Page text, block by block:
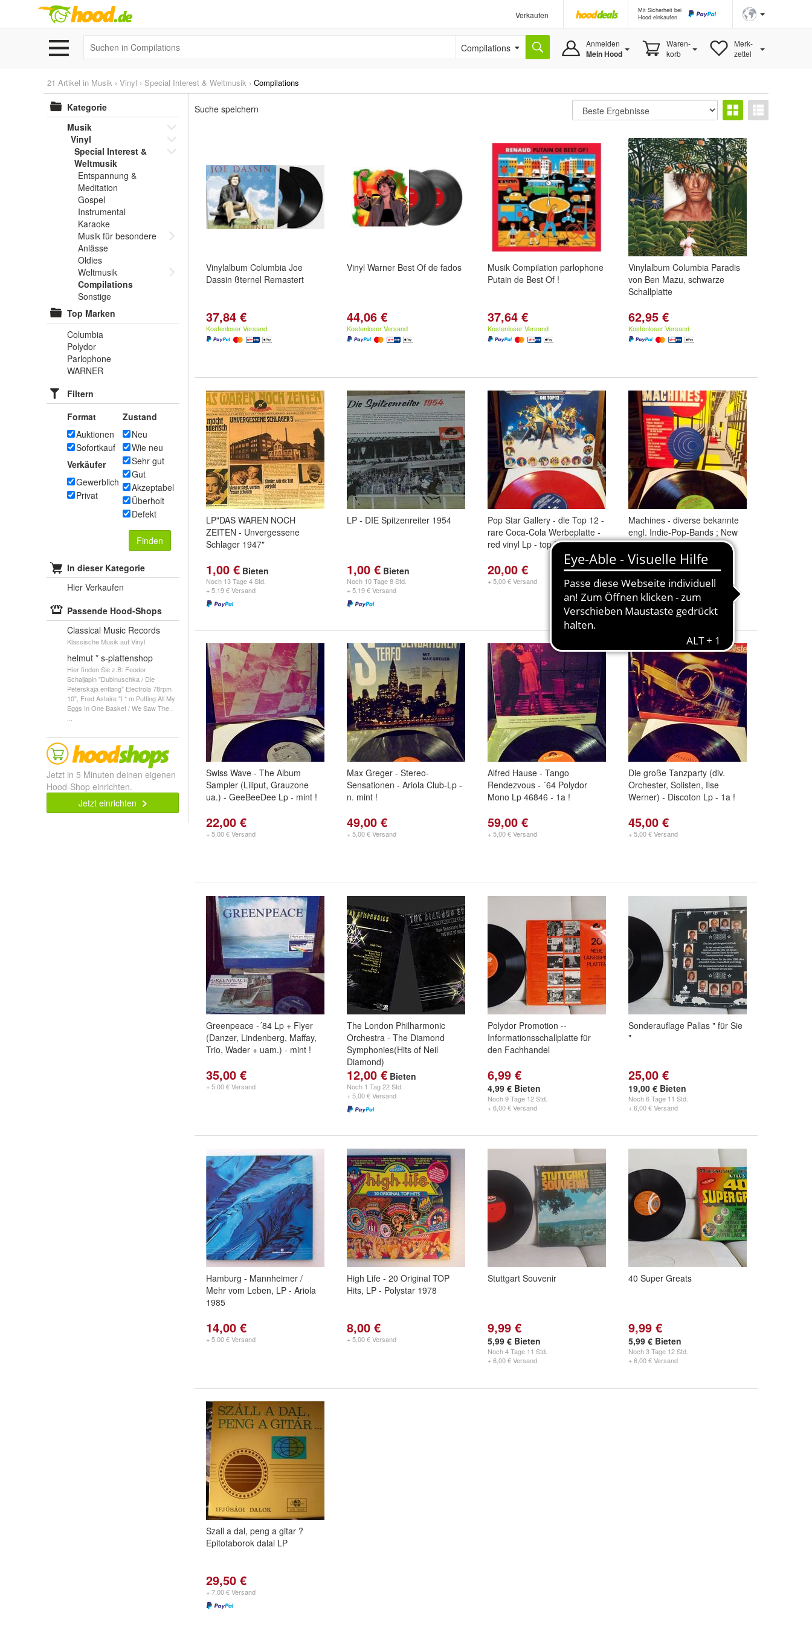
Verkaufen
Mit Sicherheit bei
Hood einkaufen
Compilations Anmelden
Mein Hood
Waren-
korb
Merk-
zettel
21 Artikel in Musik › Vinyl › Special Interest & Weltmusik › Compilations
Kategorie
Musik
Vinyl
Special Interest &
Weltmusik
Entspannung &
Meditation
Gospel
Instrumental
Karaoke
Musik für besondere
Anlässe
Oldies
Weltmusik
Compilations
Sonstige
Top Marken
Columbia
Polydor
Parlophone
WARNER
Filtern
Format
Auktionen
Sofortkauf
Verkäufer
Gewerblich
Privat
Zustand
Neu
Wie neu
Sehr gut
Gut
Akzeptabel
Überholt
Defekt
Finden
In dieser Kategorie
Hier Verkaufen
Passende Hood-Shops
Classical Music Records
Klassische Musik auf Vinyl
helmut * s-plattenshop
Hier finden Sie z.B: Feodor
Schaljapin "Dubinuschka / Die
Peterskaja entlang" Electrola 78rpm
10", Fred Astaire "I * m Putting All My
Eggs In One Basket / We Saw The .
Jetzt in 5 Minuten deinen eigenen
Hood-Shop einrichten.
Jetzt einrichten
Suche speichern
Vinylalbum Columbia Joe
Dassin ßternel Remastert
37,84 €
Kostenloser Versand
Vinyl Warner Best Of de fados
44,06 €
Kostenloser Versand
Musik Compilation parlophone
Putain de Best Of !
37,64 €
Kostenloser Versand
Vinylalbum Columbia Paradis
von Ben Mazu, schwarze
Schallplatte
62,95 €
Kostenloser Versand
LP"DAS WAREN NOCH
ZEITEN - Unvergessene
Schlager 1947"
1,00 € Bieten
Noch 13 Tage 4 Std.
+ 5,19 € Versand
LP - DIE Spitzenreiter 1954
1,00 € Bieten
Noch 10 Tage 8 Std.
+ 5,19 € Versand
Pop Star Gallery - die Top 12 -
rare Coca-Cola Werbeplatte -
red vinyl Lp - top !
20,00 €
+ 5,00 € Versand
Machines - diverse bekannte
engl. Indie-Pop-Bands ; New
Wave (XTC, Numan, Foxx,
OMD)
35,00 €
+ 5,00 € Versand
Swiss Wave - The Album
Sampler (Liliput, Grauzone
ua.) - GeeBeeDee Lp - mint !
22,00 €
+ 5,00 € Versand
Max Greger - Stereo-
Sensationen - Ariola Club-Lp -
n. mint !
49,00 €
+ 5,00 € Versand
Alfred Hause - Tango
Rendezvous - ´64 Polydor
Mono Lp 46846 - 1a !
59,00 €
+ 5,00 € Versand
Die große Tanzparty (div.
Orchester, Solisten, Ilse
Werner) - Discoton Lp - 1a !
45,00 €
+ 5,00 € Versand
Greenpeace -´84 Lp + Flyer
(Danzer, Lindenberg, Maffay,
Trio, Wader + uam.) - mint !
35,00 €
+ 5,00 € Versand
The London Philharmonic
Orchestra - The Diamond
Symphonies(Hits of Neil
Diamond)
12,00 € Bieten
Noch 1 Tag 22 Std.
+ 5,00 € Versand
Polydor Promotion --
Informationsschallplatte für
den Fachhandel
6,99 €
4,99 € Bieten
Noch9 Tage 12 Std.
+ 6,00 € Versand
Sonderauflage Pallas " für Sie
"
25,00 €
19,00 € Bieten
Noch6 Tage 11 Std.
+ 6,00 € Versand
Hamburg - Mannheimer /
Mehr vom Leben, LP - Ariola
1985
14,00 €
+ 5,00 € Versand
High Life - 20 Original TOP
Hits, LP - Polystar 1978
8,00 €
+ 5,00 € Versand
Stuttgart Souvenir
9,99 €
5,99 € Bieten
Noch4 Tage 11 Std.
+ 6,00 € Versand
40 Super Greats
9,99 €
5,99 € Bieten
Noch3 Tage 12 Std.
+ 6,00 € Versand
Szall a dal, peng a gitar ?
Epitotaborok dalai LP
29,50 €
+ 7,00 € Versand